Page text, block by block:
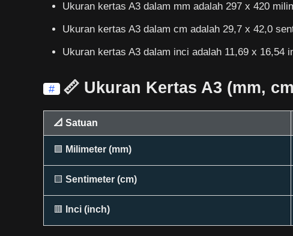
Ukuran kertas A3 dalam mm adalah 297 x 420
Ukuran kertas A3 dalam cm adalah 29,7 x 42,0
Ukuran kertas A3 dalam inci adalah 11,69 x 16,54
# 📏 Ukuran Kertas A3 (mm,
📐 Satuan
🟩 Milimeter (mm)
🟨 Sentimeter (cm)
🟥 Inci (inch)